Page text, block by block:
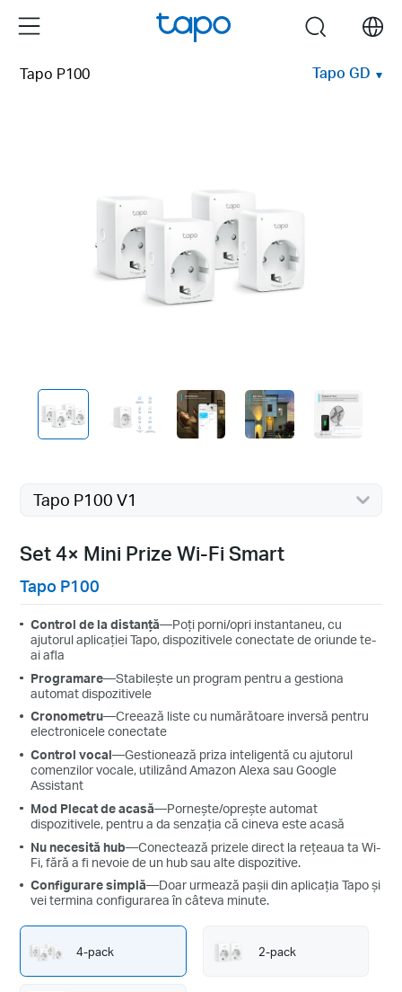
Menu search
Tapo P100 Tapo GD
Tapo P100 V1
Set 4× Mini Prize Wi-Fi Smart
Tapo P100
Control de la distanță—Poți porni/opri instantaneu, cu
ajutorul aplicației Tapo, dispozitivele conectate de oriunde te-
ai afla
Programare—Stabilește un program pentru a gestiona
automat dispozitivele
Cronometru—Creează liste cu numărătoare inversă pentru
electronicele conectate
Control vocal—Gestionează priza inteligentă cu ajutorul
comenzilor vocale, utilizând Amazon Alexa sau Google
Assistant
Mod Plecat de acasă—Pornește/oprește automat
dispozitivele, pentru a da senzația că cineva este acasă
Nu necesită hub—Conectează prizele direct la rețeaua ta Wi-
Fi, fără a fi nevoie de un hub sau alte dispozitive.
Configurare simplă—Doar urmează pașii din aplicația Tapo și
vei termina configurarea în câteva minute.
4-pack 2-pack